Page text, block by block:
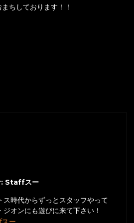
ちしております！！
Staffスー
ス時代からずっとスタッフやって
オンにも遊びに来て下さい！